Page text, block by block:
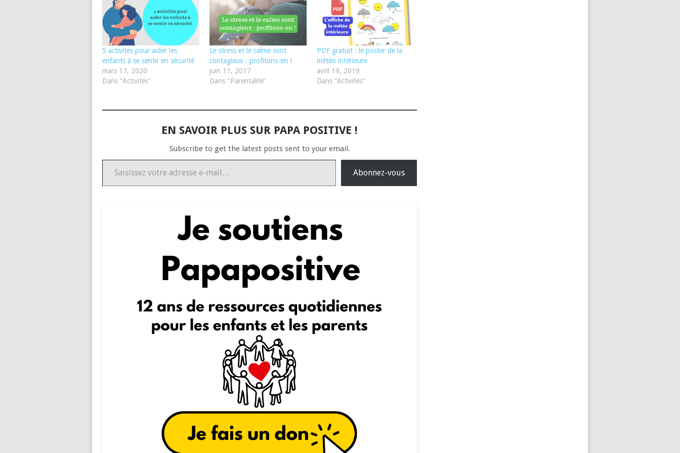
5 activités pour aider les
enfants à se sentir en sécurité
mars 17, 2020
Dans "Activités"
Le stress et le calme sont
contagieux : profitons-en !
juin 11, 2017
Dans "Parentalité"
PDF gratuit : le poster de la
météo intérieure
avril 19, 2019
Dans "Activités"
EN SAVOIR PLUS SUR PAPA POSITIVE !
Subscribe to get the latest posts sent to your email.
Saisissez votre adresse e-mail…
Abonnez-vous